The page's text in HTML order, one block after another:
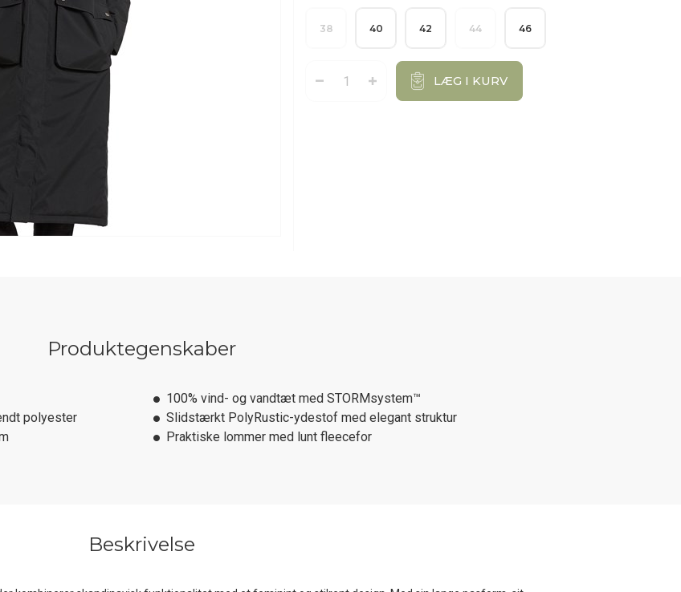
38 40 42 44 46
LÆG I KURV
Produktegenskaber
100% vind- og vandtæt med STORMsystem™
polyester
Slidstærkt PolyRustic-ydestof med elegant struktur
Praktiske lommer med lunt fleecefor
Beskrivelse